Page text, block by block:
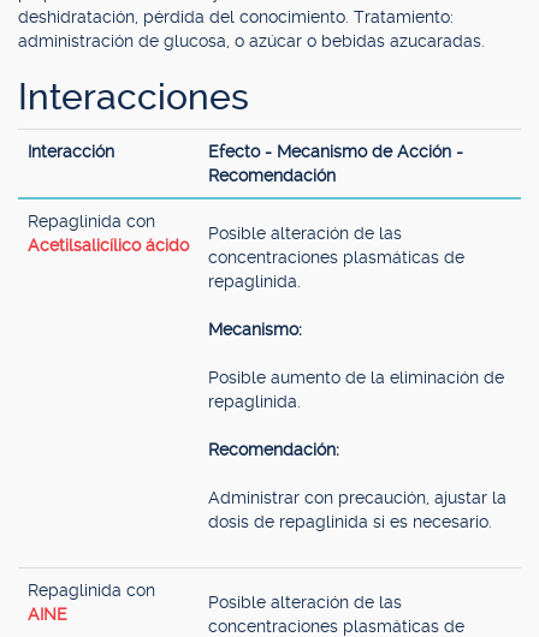
deshidratación, pérdida del conocimiento. Tratamiento:
administración de glucosa, o azúcar o bebidas azucaradas.
Interacciones
Interacción
Efecto - Mecanismo de Acción -
Recomendación
Repaglinida con
Acetilsalicílico ácido
Posible alteración de las
concentraciones plasmáticas de
repaglinida.
Mecanismo:
Posible aumento de la eliminación de
repaglinida.
Recomendación:
Administrar con precaución, ajustar la
dosis de repaglinida si es necesario.
Repaglinida con
AINE
Posible alteración de las
concentraciones plasmáticas de